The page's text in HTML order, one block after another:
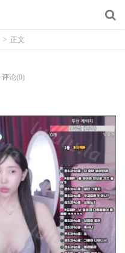
> 正文
评论(0)